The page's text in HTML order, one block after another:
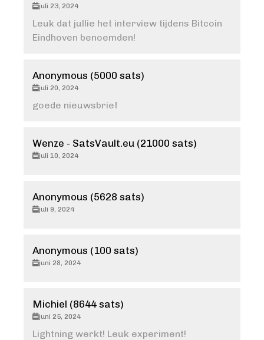
juli 23, 2024
Leuk dat jullie het interview tijdens Bitcoin
Eindhoven benoemden!
Anonymous (5000 sats)
juli 20, 2024
goede nieuwsbrief
Wenze - SatsVault.eu (21000 sats)
juli 10, 2024
Anonymous (5628 sats)
juli 9, 2024
Anonymous (100 sats)
juni 28, 2024
Michiel (8644 sats)
juni 25, 2024
Lightning werkt! Leuk experiment!